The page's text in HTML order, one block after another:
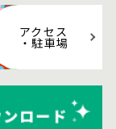
アクセス
・駐車場